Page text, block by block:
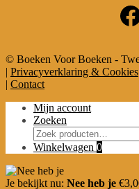
© Boeken Voor Boeken -
| Privacyverklaring & Cookies
| Contact
Mijn account
Zoeken
Zoeken
naar:
Winkelwagen 0
Je bekijkt nu: Nee heb je €